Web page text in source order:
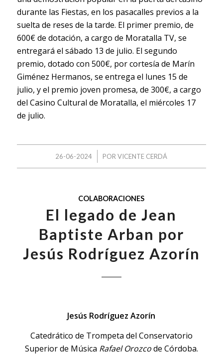
durante las Fiestas, en los pasacalles previos a la
suelta de reses de la tarde. El primer premio, de
600€ de dotación, a cargo de Moratalla TV, se
entregará el sábado 13 de julio. El segundo
premio, dotado con 500€, por cortesía de Marín
Giménez Hermanos, se entrega el lunes 15 de
julio, y el premio joven promesa, de 300€, a cargo
del Casino Cultural de Moratalla, el miércoles 17
de julio.
26-06-2024
/ PORVICENTE CERDÁ
COLABORACIONES
El legado de Jean
Baptiste Arban por
Jesús Rodríguez Azorín
Jesús Rodríguez Azorín
Catedrático de Trompeta del Conservatorio
Superior de Música Rafael Orozcode Córdoba.